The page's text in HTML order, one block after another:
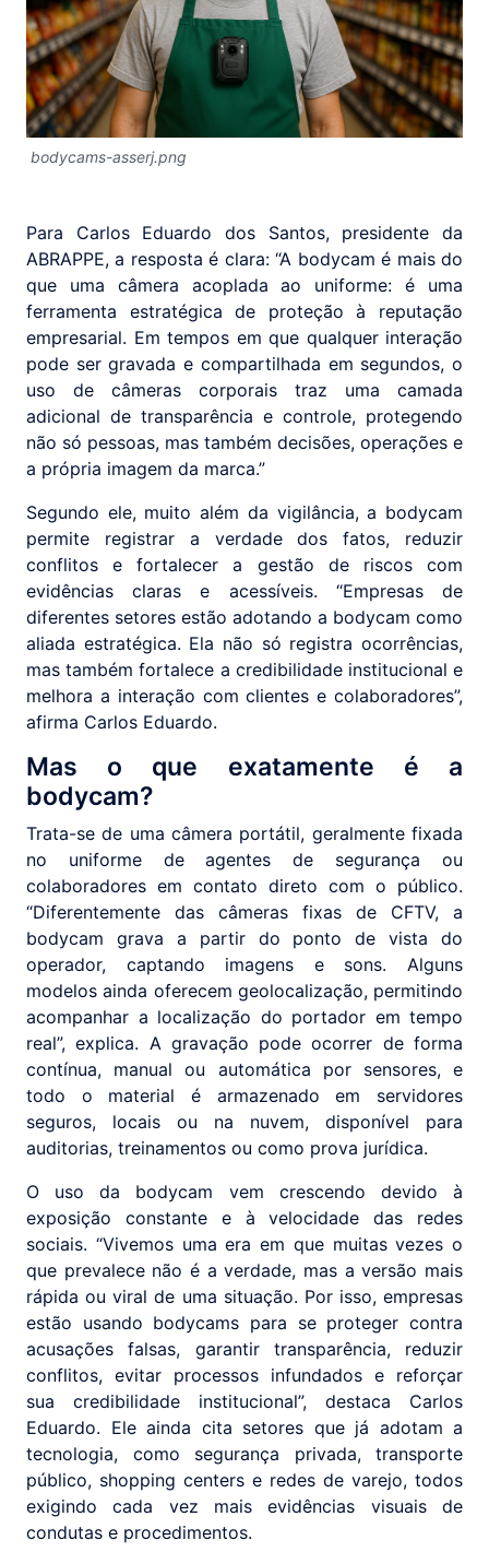
bodycams-asserj.png
Para Carlos Eduardo dos Santos, presidente da
ABRAPPE, a resposta é clara: “A bodycam é mais do
que uma câmera acoplada ao uniforme: é uma
ferramenta estratégica de proteção à reputação
empresarial. Em tempos em que qualquer interação
pode ser gravada e compartilhada em segundos, o
uso de câmeras corporais traz uma camada
adicional de transparência e controle, protegendo
não só pessoas, mas também decisões, operações e
a própria imagem da marca.”
Segundo ele, muito além da vigilância, a bodycam
permite registrar a verdade dos fatos, reduzir
conflitos e fortalecer a gestão de riscos com
evidências claras e acessíveis. “Empresas de
diferentes setores estão adotando a bodycam como
aliada estratégica. Ela não só registra ocorrências,
mas também fortalece a credibilidade institucional e
melhora a interação com clientes e colaboradores”,
afirma Carlos Eduardo.
Mas o que exatamente é a
bodycam?
Trata-se de uma câmera portátil, geralmente fixada
no uniforme de agentes de segurança ou
colaboradores em contato direto com o público.
“Diferentemente das câmeras fixas de CFTV, a
bodycam grava a partir do ponto de vista do
operador, captando imagens e sons. Alguns
modelos ainda oferecem geolocalização, permitindo
acompanhar a localização do portador em tempo
real”, explica. A gravação pode ocorrer de forma
contínua, manual ou automática por sensores, e
todo o material é armazenado em servidores
seguros, locais ou na nuvem, disponível para
auditorias, treinamentos ou como prova jurídica.
O uso da bodycam vem crescendo devido à
exposição constante e à velocidade das redes
sociais. “Vivemos uma era em que muitas vezes o
que prevalece não é a verdade, mas a versão mais
rápida ou viral de uma situação. Por isso, empresas
estão usando bodycams para se proteger contra
acusações falsas, garantir transparência, reduzir
conflitos, evitar processos infundados e reforçar
sua credibilidade institucional”, destaca Carlos
Eduardo. Ele ainda cita setores que já adotam a
tecnologia, como segurança privada, transporte
público, shopping centers e redes de varejo, todos
exigindo cada vez mais evidências visuais de
condutas e procedimentos.